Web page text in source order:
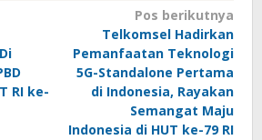
RI ke-
Pos berikutnya
Telkomsel Hadirkan
Pemanfaatan Teknologi
5G-Standalone Pertama
di Indonesia, Rayakan
Semangat Maju
Indonesia di HUT ke-79 RI